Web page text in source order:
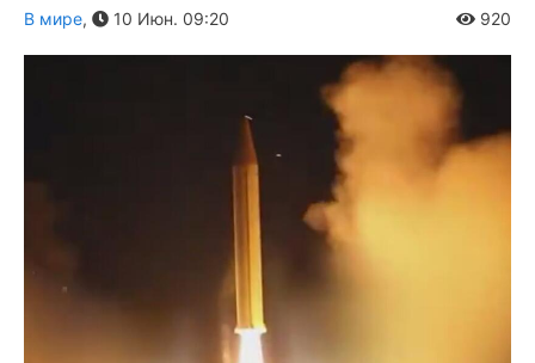
В мире, 10 Июн. 09:20 920